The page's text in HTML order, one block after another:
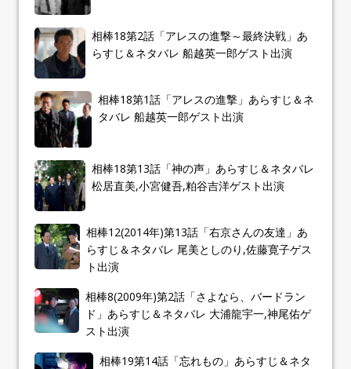
相棒18第2話「アレスの進撃～最終決戦」あ
らすじ＆ネタバレ 船越英一郎ゲスト出演
相棒18第1話「アレスの進撃」あらすじ＆ネ
タバレ 船越英一郎ゲスト出演
相棒18第13話「神の声」あらすじ＆ネタバレ
松居直美,小宮健吾,粕谷吉洋ゲスト出演
相棒12(2014年)第13話「右京さんの友達」あ
らすじ＆ネタバレ 尾美としのり,佐藤寛子ゲス
ト出演
相棒8(2009年)第2話「さよなら、バードラン
ド」あらすじ＆ネタバレ 大浦龍宇一,神尾佑ゲ
スト出演
相棒19第14話「忘れもの」あらすじ＆ネタ